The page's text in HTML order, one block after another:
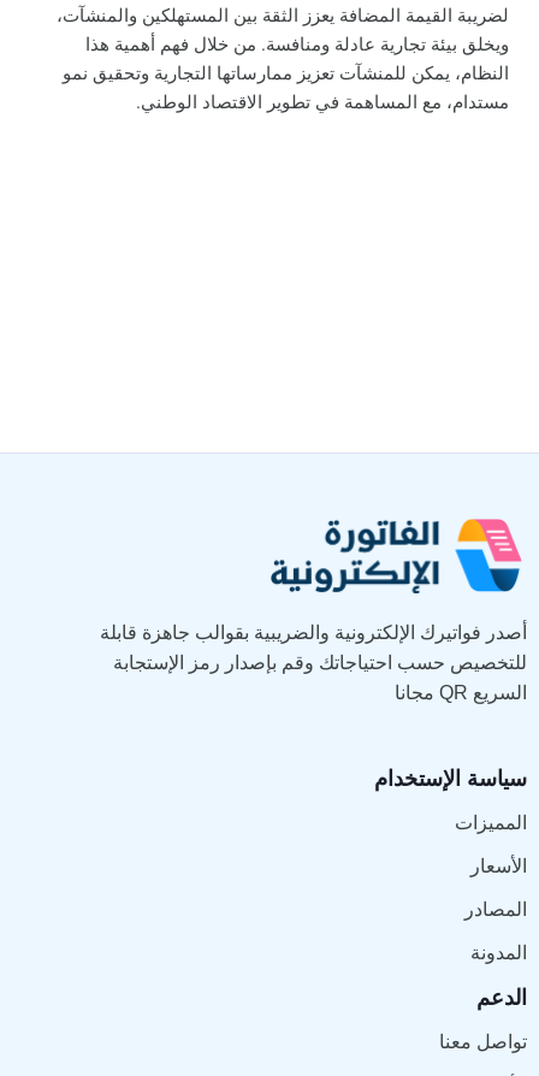
لضريبة القيمة المضافة يعزز الثقة بين المستهلكين والمنشآت،
ويخلق بيئة تجارية عادلة ومنافسة. من خلال فهم أهمية هذا
النظام، يمكن للمنشآت تعزيز ممارساتها التجارية وتحقيق نمو
مستدام، مع المساهمة في تطوير الاقتصاد الوطني.
أصدر فواتيرك الإلكترونية والضريبية بقوالب جاهزة قابلة
للتخصيص حسب احتياجاتك وقم بإصدار رمز الإستجابة
السريع QR مجانا
سياسة الإستخدام
المميزات
الأسعار
المصادر
المدونة
الدعم
تواصل معنا